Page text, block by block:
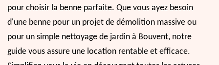
pour choisir la benne parfaite. Que vous ayez besoin
d'une benne pour un projet de démolition massive ou
pour un simple nettoyage de jardin à Bouvent, notre
guide vous assure une location rentable et efficace.